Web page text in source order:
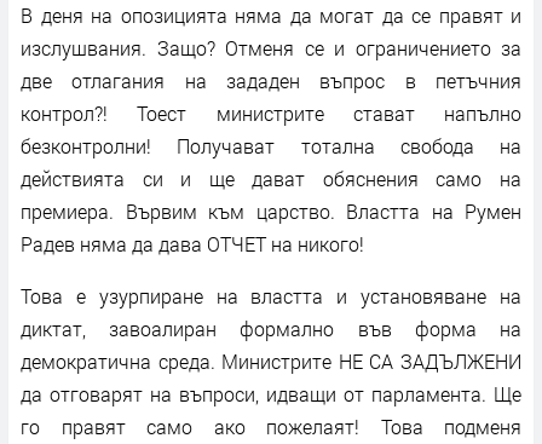
В деня на опозицията няма да могат да се правят и
изслушвания. Защо? Отменя се и ограничението за
две отлагания на зададен въпрос в петъчния
контрол?! Тоест министрите стават напълно
безконтролни! Получават тотална свобода на
действията си и ще дават обяснения само на
премиера. Вървим към царство. Властта на Румен
Радев няма да дава ОТЧЕТ на никого!
Това е узурпиране на властта и установяване на
диктат, завоалиран формално във форма на
демократична среда. Министрите НЕ СА ЗАДЪЛЖЕНИ
да отговарят на въпроси, идващи от парламента. Ще
го правят само ако пожелаят! Това подменя